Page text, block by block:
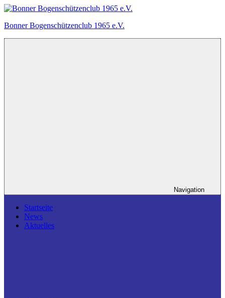
Zum
springen
Bonner Bogenschützenclub 1965 e.V.
Navigation
Startseite
News
Aktuelles